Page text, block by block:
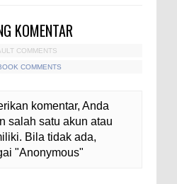
KOMENTAR
COMMENTS
COMMENTS
komentar, Anda
salah satu akun atau
Bila tidak ada,
"Anonymous"